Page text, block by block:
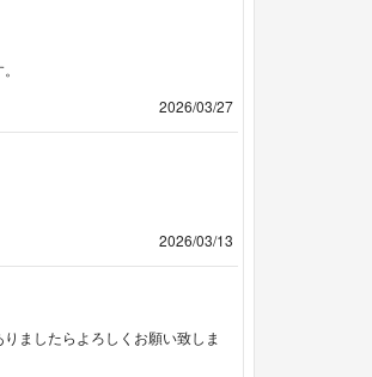
2026/03/27
2026/03/13
ましたらよろしくお願い致しま